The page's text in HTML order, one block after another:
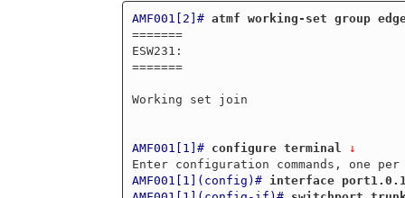
AMF001[2]# atmf working-set group
=======
ESW231:
=======
Working set join
AMF001[1]# configure terminal ↓
AMF001[1](config)#
interface